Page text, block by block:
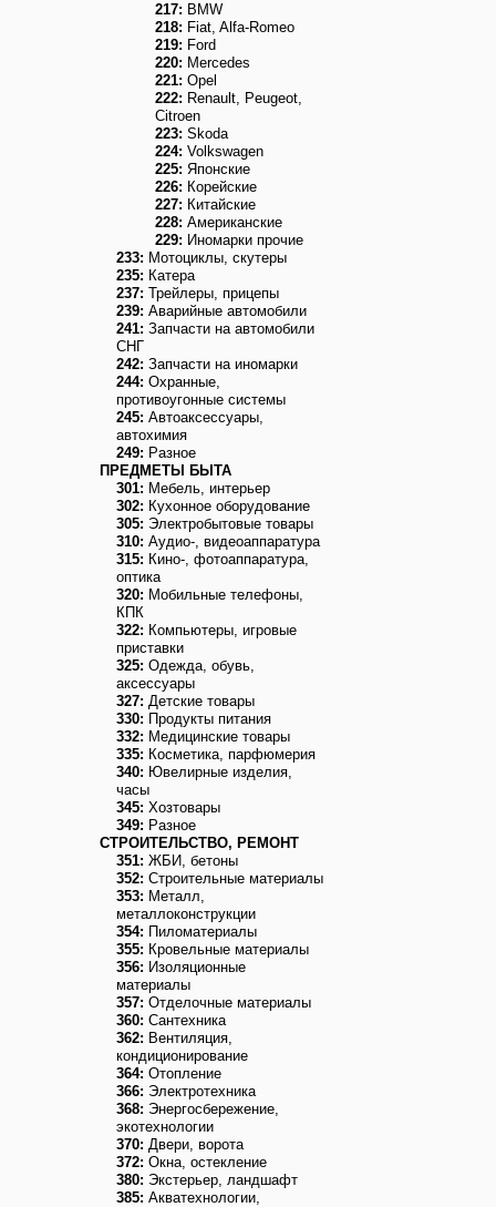
217: BMW
218: Fiat, Alfa-Romeo
219: Ford
220: Mercedes
221: Opel
222: Renault, Peugeot,
Citroen
223: Skoda
224: Volkswagen
225: Японские
226: Корейские
227: Китайские
228: Американские
229: Иномарки прочие
233: Мотоциклы, скутеры
235: Катера
237: Трейлеры, прицепы
239: Аварийные автомобили
241: Запчасти на автомобили
СНГ
242: Запчасти на иномарки
244: Охранные,
противоугонные системы
245: Автоаксессуары,
автохимия
249: Разное
ПРЕДМЕТЫ БЫТА
301: Мебель, интерьер
302: Кухонное оборудование
305: Электробытовые товары
310: Аудио-, видеоаппаратура
315: Кино-, фотоаппаратура,
оптика
320: Мобильные телефоны,
КПК
322: Компьютеры, игровые
приставки
325: Одежда, обувь,
аксессуары
327: Детские товары
330: Продукты питания
332: Медицинские товары
335: Косметика, парфюмерия
340: Ювелирные изделия,
часы
345: Хозтовары
349: Разное
СТРОИТЕЛЬСТВО, РЕМОНТ
351: ЖБИ, бетоны
352: Строительные материалы
353: Металл,
металлоконструкции
354: Пиломатериалы
355: Кровельные материалы
356: Изоляционные
материалы
357: Отделочные материалы
360: Сантехника
362: Вентиляция,
кондиционирование
364: Отопление
366: Электротехника
368: Энергосбережение,
экотехнологии
370: Двери, ворота
372: Окна, остекление
380: Экстерьер, ландшафт
385: Акватехнологии,